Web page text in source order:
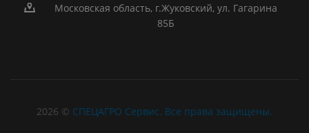
Московская область, г.Жуковский, ул. Гагарина
85Б
2026 © СПЕЦАГРО Сервис. Все права защищены.